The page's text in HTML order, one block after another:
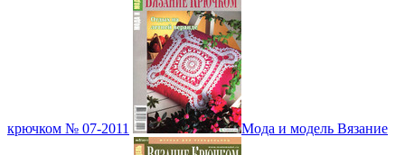
крючком № 07-2011 Мода и модель Вязание